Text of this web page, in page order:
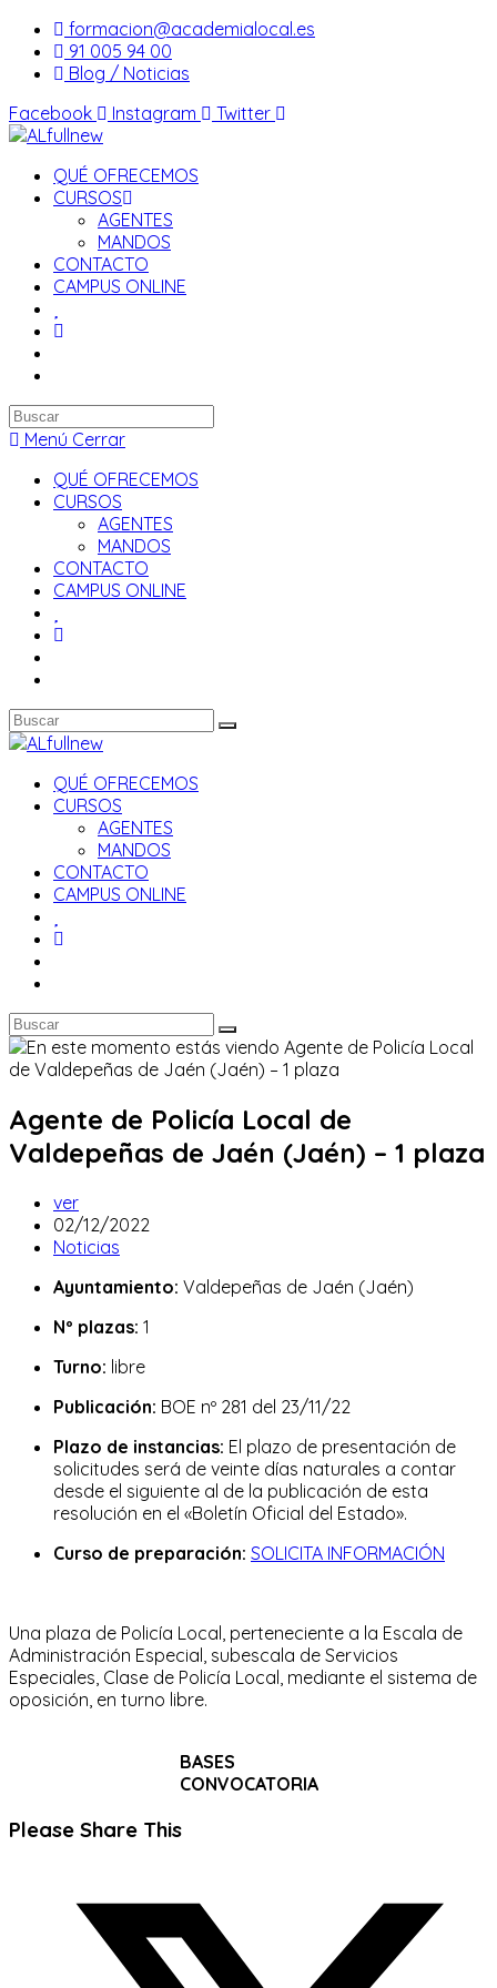
Saltar
contenido
formacion@academialocal.es
91 005 94 00
Blog / Noticias
Facebook
Instagram Twitter
QUÉ OFRECEMOS
CURSOS
AGENTES
MANDOS
CONTACTO
CAMPUS ONLINE
Buscar
en
web
Menú Cerrar
QUÉ OFRECEMOS
CURSOS
AGENTES
MANDOS
CONTACTO
CAMPUS ONLINE
QUÉ OFRECEMOS
CURSOS
AGENTES
MANDOS
CONTACTO
CAMPUS ONLINE
Agente de Policía Local de
Valdepeñas de Jaén (Jaén) – 1 plaza
Autor
de
la
ver
Publicación
de
entrada:
02/12/2022
Categoría
la
Noticias
Ayuntamiento: Valdepeñas de Jaén (Jaén)
Nº plazas: 1
Turno: libre
Publicación: BOE nº 281 del 23/11/22
Plazo de instancias: El plazo de presentación de
solicitudes será de veinte días naturales a contar
desde el siguiente al de la publicación de esta
resolución en el «Boletín Oficial del Estado».
Curso de preparación: SOLICITA INFORMACIÓN
Una plaza de Policía Local, perteneciente a la Escala de
Administración Especial, subescala de Servicios
Especiales, Clase de Policía Local, mediante el sistema de
oposición, en turno libre.
BASES
CONVOCATORIA
Please Share ThisCompartir